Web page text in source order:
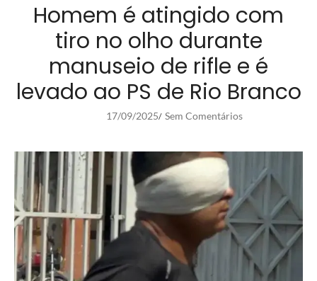
Homem é atingido com
tiro no olho durante
manuseio de rifle e é
levado ao PS de Rio Branco
17/09/2025/ Sem Comentários